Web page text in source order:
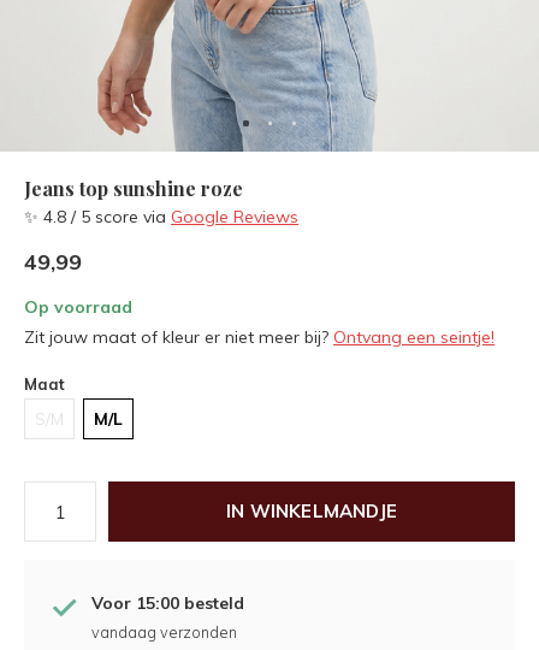
Jeans top sunshine roze
✨ 4.8 / 5 score via Google Reviews
49,99
Op voorraad
Zit jouw maat of kleur er niet meer bij? Ontvang een seintje!
Maat
S/M M/L
IN WINKELMANDJE
Voor 15:00 besteld
vandaag verzonden